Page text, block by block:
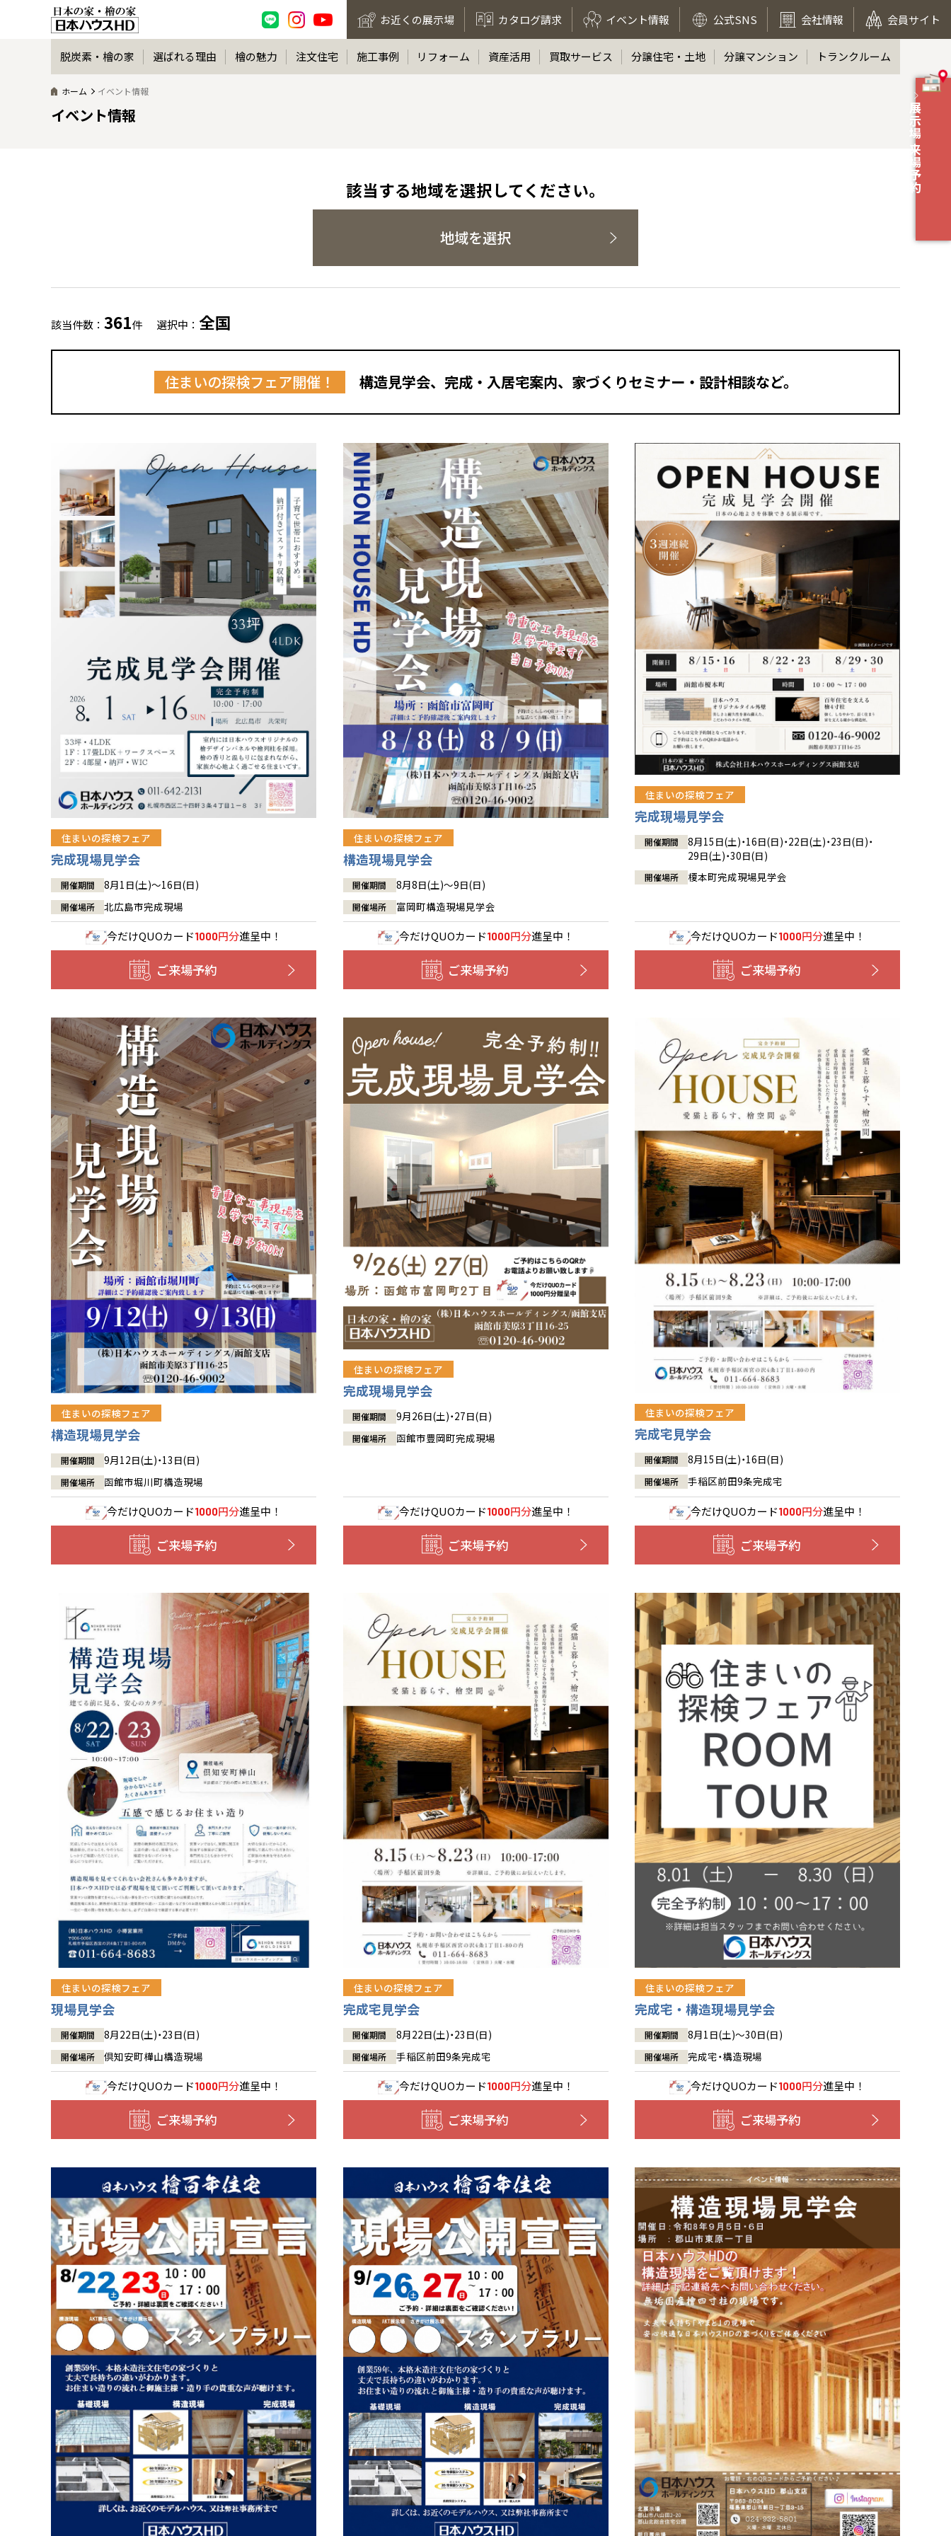
お近くの展示場 カタログ請求 イベント情報 公式SNS 会社情報 会員サイト
展示場 来場予約
脱炭素・檜の家 選ばれる理由 檜の魅力 注文住宅 施工事例 リフォーム 資産活用 買取サービス 分譲住宅・土地 分譲マンション トランクルーム
ホーム イベント情報
イベント情報
該当する地域を選択してください。
地域を選択
該当件数： 361件 選択中： 全国
住まいの探検フェア開催！ 構造見学会、完成・入居宅案内、家づくりセミナー・設計相談など。
住まいの探検フェア
完成現場見学会
開催期間 8月1日(土)～16日(日)
開催場所 北広島市完成現場
今だけQUOカード1000円分進呈中！
ご来場予約
住まいの探検フェア
構造現場見学会
開催期間 8月8日(土)～9日(日)
開催場所 富岡町構造現場見学会
今だけQUOカード1000円分進呈中！
ご来場予約
住まいの探検フェア
完成現場見学会
開催期間
8月15日(土)・16日(日)・22日(土)・23日(日)・
29日(土)・30日(日)
開催場所 榎本町完成現場見学会
今だけQUOカード1000円分進呈中！
ご来場予約
住まいの探検フェア
構造現場見学会
開催期間 9月12日(土)・13日(日)
開催場所 函館市堀川町構造現場
今だけQUOカード1000円分進呈中！
ご来場予約
住まいの探検フェア
完成現場見学会
開催期間 9月26日(土)・27日(日)
開催場所 函館市豊岡町完成現場
今だけQUOカード1000円分進呈中！
ご来場予約
住まいの探検フェア
完成宅見学会
開催期間 8月15日(土)・16日(日)
開催場所 手稲区前田9条完成宅
今だけQUOカード1000円分進呈中！
ご来場予約
住まいの探検フェア
現場見学会
開催期間 8月22日(土)・23日(日)
開催場所 倶知安町樺山構造現場
今だけQUOカード1000円分進呈中！
ご来場予約
住まいの探検フェア
完成宅見学会
開催期間 8月22日(土)・23日(日)
開催場所 手稲区前田9条完成宅
今だけQUOカード1000円分進呈中！
ご来場予約
住まいの探検フェア
完成宅・構造現場見学会
開催期間 8月1日(土)～30日(日)
開催場所 完成宅・構造現場
今だけQUOカード1000円分進呈中！
ご来場予約
全国の展示場
北海道
札幌
道央
道北
東北
青森
秋田
宮城
福島
甲信越・北陸
新潟
富山
石川
福井
関東
神奈川
埼玉
千葉
茨城
栃木
群馬
岐阜
静岡
三重
大阪
京都
兵庫
奈良
滋賀
中国・四国
岡山
香川
愛媛
鳥取
徳島
高知
九州
福岡
佐賀
熊本
長崎
沖縄
分譲マンション
※現住所のある都道府県以外の建築予定地の方でも
現住所の有るお近くの展示場又は店舗にお問合せください。
移住の計画の方もご相談対応します。お気軽にご相談ください。
お近くのイベント
北海道
札幌
札幌
小樽
道央
苫小牧千歳
小樽
道北
旭川
道南
函館
室蘭
道東
帯広
釧路
東北
青森県
八戸
青森
秋田県
秋田
岩手県
盛岡
北上
山形県
山形
宮城県
仙台
福島県
郡山
福島
いわき
会津
甲信越・北陸
新潟県
新潟
長岡
甲府
長野県
長野
松本
富山県
富山
石川県
金沢
福井県
福井
関東
東京都
世田谷
八王子
神奈川県
横浜
湘南
相模
埼玉県
埼玉
所沢
千葉県
千葉
茨城県
水戸
栃木県
宇都宮
小山
群馬
伊勢崎
愛知県
名古屋
豊橋
岐阜県
岐阜
静岡県
静岡
浜松
三重県
四日市
大阪府
大阪
京都府
京都
兵庫県
姫路
奈良県
奈良
中国・四国
岡山県
岡山
香川県
高松
愛媛県
九州
福岡県
福岡
佐賀県
佐賀
熊本県
熊本
大分県
大分
宮崎